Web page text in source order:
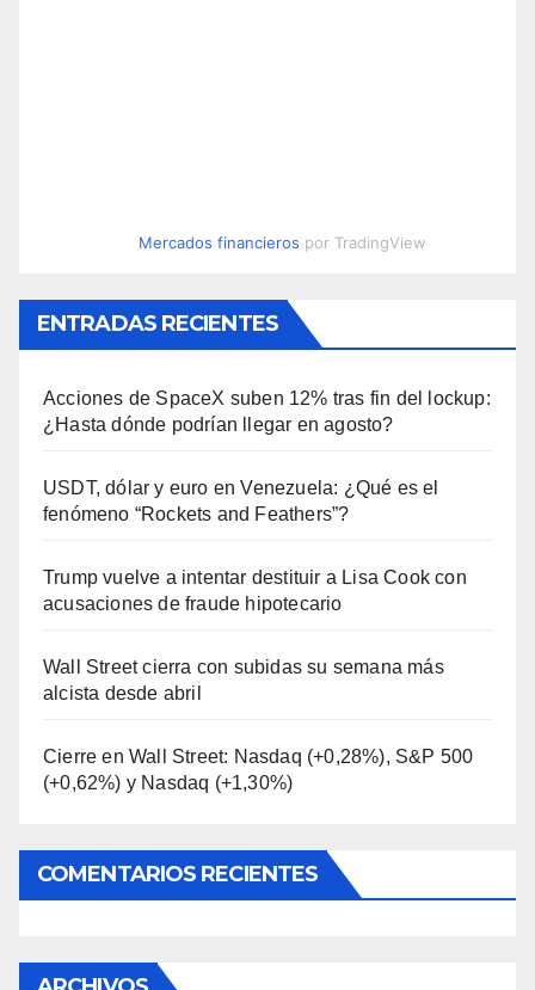
Mercados financieros por TradingView
ENTRADAS RECIENTES
Acciones de SpaceX suben 12% tras fin del lockup:
¿Hasta dónde podrían llegar en agosto?
USDT, dólar y euro en Venezuela: ¿Qué es el
fenómeno “Rockets and Feathers”?
Trump vuelve a intentar destituir a Lisa Cook con
acusaciones de fraude hipotecario
Wall Street cierra con subidas su semana más
alcista desde abril
Cierre en Wall Street: Nasdaq (+0,28%), S&P 500
(+0,62%) y Nasdaq (+1,30%)
COMENTARIOS RECIENTES